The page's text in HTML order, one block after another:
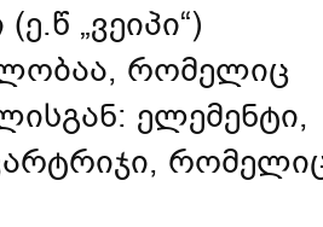
„ვეიპი“)
რომელიც
ელემენტი,